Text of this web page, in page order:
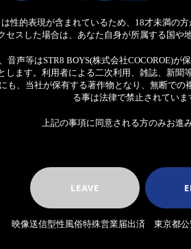
性的表現が含まれているため、18才未満の方
セスした場合は、あなた自身が所属する国や
音声等はSTR8 BOYS(株式会社COCOROE)
します。利用者による二次利用、雑誌、新聞
も、当社が保有する著作物となり、無断での
る事は法律で禁止されていま
上記の事項に同意される方のみお進
LEAVE
映像送信型性風俗特殊営業届出済 東京都公